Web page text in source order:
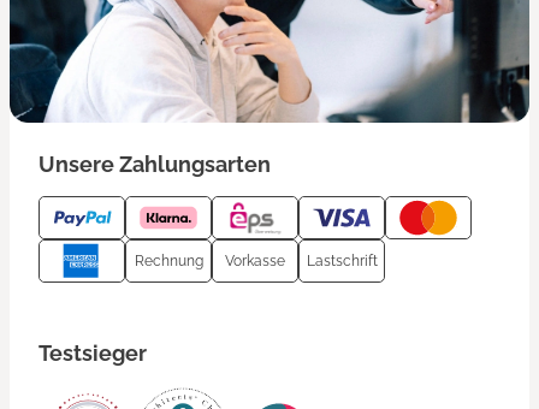
Unsere Zahlungsarten
Rechnung Vorkasse Lastschrift
Testsieger